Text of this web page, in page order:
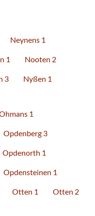
Neynens 1
1 Nooten 2
3 Nyßen 1
1
Opdenberg 3
Opdenorth 1
Opdensteinen 1
Otten 1 Otten 2